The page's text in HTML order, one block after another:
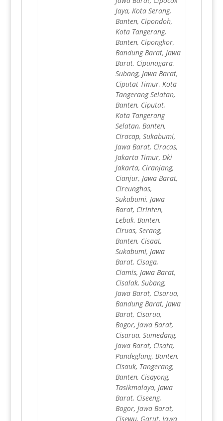
Jaya, Kota Serang,
Banten, Cipondoh,
Kota Tangerang,
Banten, Cipongkor,
Bandung Barat, Jawa
Barat, Cipunagara,
Subang, Jawa Barat,
Ciputat Timur, Kota
Tangerang Selatan,
Banten, Ciputat,
Kota Tangerang
Selatan, Banten,
Ciracap, Sukabumi,
Jawa Barat, Ciracas,
Jakarta Timur, Dki
Jakarta, Ciranjang,
Cianjur, Jawa Barat,
Cireunghas,
Sukabumi, Jawa
Barat, Cirinten,
Lebak, Banten,
Ciruas, Serang,
Banten, Cisaat,
Sukabumi, Jawa
Barat, Cisaga,
Ciamis, Jawa Barat,
Cisalak, Subang,
Jawa Barat, Cisarua,
Bandung Barat, Jawa
Barat, Cisarua,
Bogor, Jawa Barat,
Cisarua, Sumedang,
Jawa Barat, Cisata,
Pandeglang, Banten,
Cisauk, Tangerang,
Banten, Cisayong,
Tasikmalaya, Jawa
Barat, Ciseeng,
Bogor, Jawa Barat,
Cisewu, Garut, Jawa